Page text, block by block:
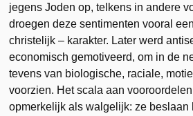
jegens Joden op, telkens in andere
droegen deze sentimenten vooral
christelijk – karakter. Later werd
economisch gemotiveerd, om in de
tevens van biologische, raciale,
voorzien. Het scala aan
opmerkelijk als walgelijk: ze beslaan